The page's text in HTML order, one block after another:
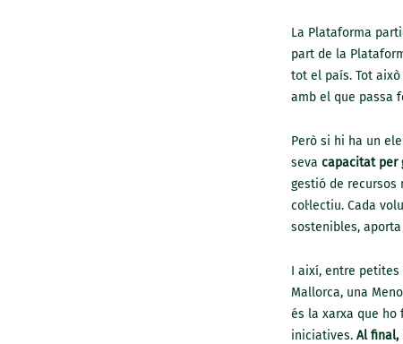
La Plataforma
part de la
tot el país. Tot
amb el que passa
Però si hi ha un
seva capacitat per
gestió de
col·lectiu. Cada
sostenibles,
I així, entre petites
Mallorca, una
és la xarxa que ho
iniciatives.Al final,